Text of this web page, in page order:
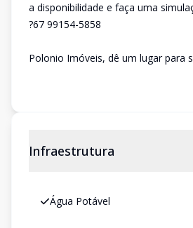
a disponibilidade e faça uma
?67 99154-5858
Polonio Imóveis, dê um lugar para
Infraestrutura
Água Potável